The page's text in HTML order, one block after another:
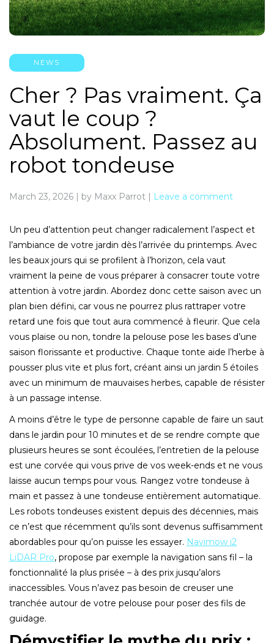
NEWS
Cher ? Pas vraiment. Ça
vaut le coup ?
Absolument. Passez au
robot tondeuse
March 23, 2026 by Maxx Parrot Leave a comment
Un peu d’attention peut changer radicalement l’aspect et
l’ambiance de votre jardin dès l’arrivée du printemps. Avec
les beaux jours qui se profilent à l’horizon, cela vaut
vraiment la peine de vous préparer à consacrer toute votre
attention à votre jardin. Abordez donc cette saison avec un
plan bien défini, car vous ne pourrez plus rattraper votre
retard une fois que tout aura commencé à fleurir. Que cela
vous plaise ou non, tondre la pelouse pose les bases d’une
saison florissante et productive. Chaque tonte aide l’herbe à
pousser plus vite et plus fort, créant ainsi un jardin 5 étoiles
avec un minimum de mauvaises herbes, capable de résister
à un passage intense.
A moins d’être le type de personne capable de faire un saut
dans le jardin pour 10 minutes et de se rendre compte que
plusieurs heures se sont écoulées, l’entretien de la pelouse
est une corvée qui vous prive de vos week-ends et ne vous
laisse aucun temps pour vous. Rangez votre tondeuse à
main et passez à une tondeuse entièrement automatique.
Les robots tondeuses existent depuis des décennies, mais
ce n’est que récemment qu’ils sont devenus suffisamment
abordables pour qu’on puisse les essayer. Navimow i2
LiDAR Pro, propose par exemple la navigation sans fil – la
fonctionnalité la plus prisée – à des prix jusqu’alors
inaccessibles. Vous n’avez pas besoin de creuser une
tranchée autour de votre pelouse pour poser des fils de
guidage.